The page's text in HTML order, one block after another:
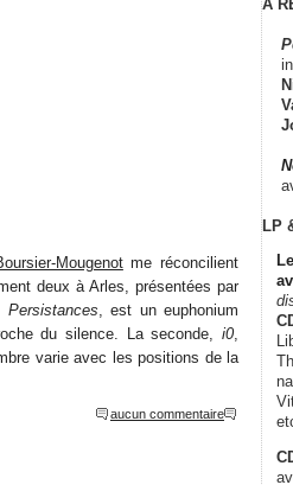
Mougenotme réconcilient
deux à Arles, présentées par
Persistances , est un euphonium
du silence. La seconde, i0
varie avec les positions de la
aucun commentaire
À
LP